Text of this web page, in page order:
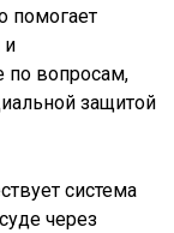
помогает
и
по вопросам,
защитой
система
через